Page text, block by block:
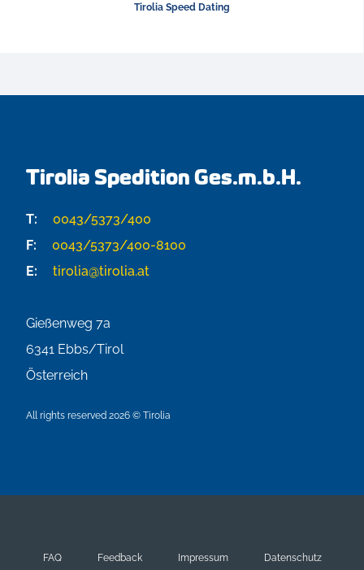
Tirolia Speed Dating
Tirolia Spedition Ges.m.b.H.
T:
0043/5373/400
F:
0043/5373/400-8100
E:
tirolia@tirolia.at
Gießenweg 7a
6341 Ebbs/Tirol
Österreich
All rights reserved 2026 © Tirolia
FAQ Feedback Impressum Datenschutz